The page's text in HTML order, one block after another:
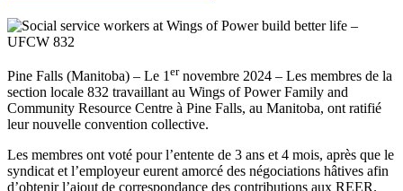
Pine Falls (Manitoba) – Le 1 ernovembre 2024 – Les membres de la
section locale 832 travaillant au Wings of Power Family and
Community Resource Centre à Pine Falls, au Manitoba, ont ratifié
leur nouvelle convention collective.
Les membres ont voté pour l’entente de 3 ans et 4 mois, après que le
syndicat et l’employeur eurent amorcé des négociations hâtives afin
d’obtenir l’ajout de correspondance des contributions aux REER.